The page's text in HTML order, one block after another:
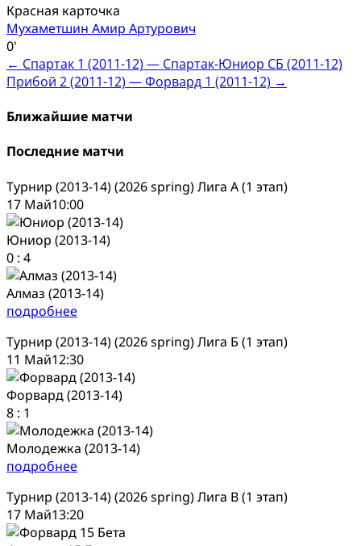
Красная карточка
Мухаметшин Амир Артурович
0'
Post
navigation
← Спартак 1 (2011-12) — Спартак-Юниор СБ (2011-12)
Прибой 2 (2011-12) — Форвард 1 (2011-12) →
Ближайшие матчи
Последние матчи
Турнир (2013-14) (2026 spring) Лига А (1 этап)
17 Май10:00
Юниор (2013-14)
0 : 4
Алмаз (2013-14)
подробнее
Турнир (2013-14) (2026 spring) Лига Б (1 этап)
11 Май12:30
Форвард (2013-14)
8 : 1
Молодежка (2013-14)
подробнее
Турнир (2013-14) (2026 spring) Лига В (1 этап)
17 Май13:20